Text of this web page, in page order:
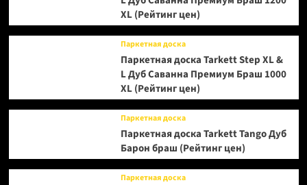
XL (Рейтинг цен)
Паркетная доска
Паркетная доска Tarkett Step XL &
L Дуб Саванна Премиум Браш 1000
XL (Рейтинг цен)
Паркетная доска
Паркетная доска Tarkett Tango Дуб
Барон браш (Рейтинг цен)
Паркетная доска